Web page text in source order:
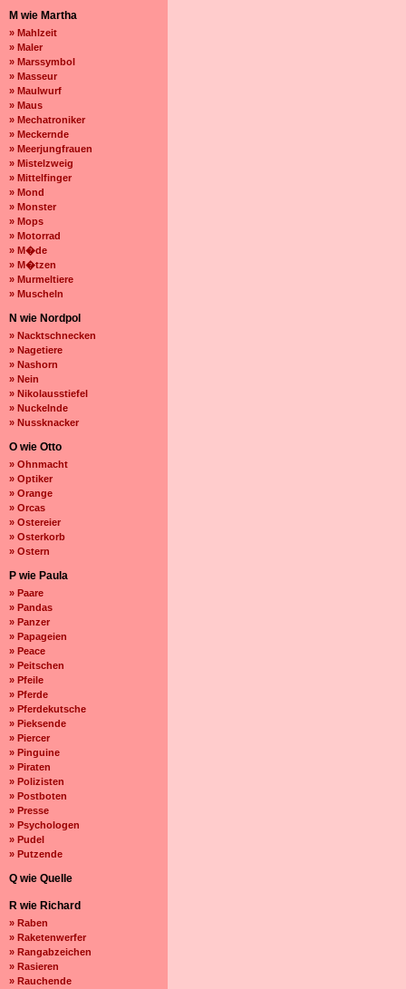
M wie Martha
» Mahlzeit
» Maler
» Marssymbol
» Masseur
» Maulwurf
» Maus
» Mechatroniker
» Meckernde
» Meerjungfrauen
» Mistelzweig
» Mittelfinger
» Mond
» Monster
» Mops
» Motorrad
» M�de
» M�tzen
» Murmeltiere
» Muscheln
N wie Nordpol
» Nacktschnecken
» Nagetiere
» Nashorn
» Nein
» Nikolausstiefel
» Nuckelnde
» Nussknacker
O wie Otto
» Ohnmacht
» Optiker
» Orange
» Orcas
» Ostereier
» Osterkorb
» Ostern
P wie Paula
» Paare
» Pandas
» Panzer
» Papageien
» Peace
» Peitschen
» Pfeile
» Pferde
» Pferdekutsche
» Pieksende
» Piercer
» Pinguine
» Piraten
» Polizisten
» Postboten
» Presse
» Psychologen
» Pudel
» Putzende
Q wie Quelle
R wie Richard
» Raben
» Raketenwerfer
» Rangabzeichen
» Rasieren
» Rauchende